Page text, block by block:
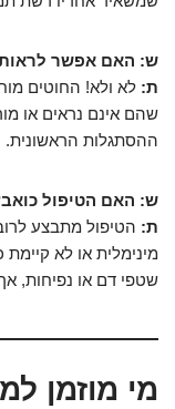
ש: האם אפשר
ת: לא ולא! החוטים
שהם אינם נראים או
ההסתגלות הראשונית.
ש: האם הטיפול
ת: הטיפול מתבצע
מינימלית או לא קיימת
שטפי דם או נפיחות,
מי מוזמן